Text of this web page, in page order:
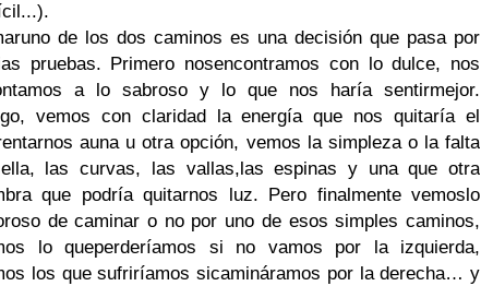
de los dos caminos es una decisión que pasa por
pruebas. Primero nosencontramos con lo dulce, nos
a lo sabroso y lo que nos haría sentirmejor.
vemos con claridad la energía que nos quitaría el
auna u otra opción, vemos la simpleza o la falta
las curvas, las vallas,las espinas y una que otra
que podría quitarnos luz. Pero finalmente vemoslo
de caminar o no por uno de esos simples caminos,
lo queperderíamos si no vamos por la izquierda,
los que sufriríamos sicamináramos por la derecha… y